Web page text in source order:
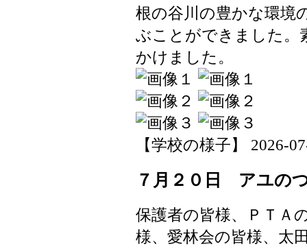
根の谷川の豊かな環境
ぶことができました。
かけました。
【学校の様子】 2026-
７月２０日 アユの
保護者の皆様、ＰＴＡ
様、愛林会の皆様、太